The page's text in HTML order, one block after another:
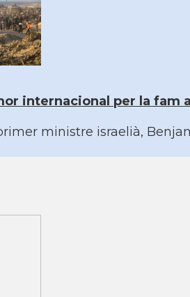
internacional per la fam
ministre israelià,